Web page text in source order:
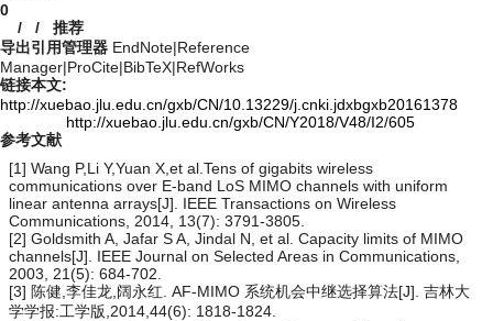
0
/ / 推荐
导出引用管理器 EndNote|Reference
Manager|ProCite|BibTeX|RefWorks
链接本文:
http://xuebao.jlu.edu.cn/gxb/CN/10.13229/j.cnki.jdxbgxb20161378
http://xuebao.jlu.edu.cn/gxb/CN/Y2018/V48/I2/605
参考文献
[1] Wang P,Li Y,Yuan X,et al.Tens of gigabits wireless
communications over E-band LoS MIMO channels with uniform
linear antenna arrays[J]. IEEE Transactions on Wireless
Communications, 2014, 13(7): 3791-3805.
[2] Goldsmith A, Jafar S A, Jindal N, et al. Capacity limits of MIMO
channels[J]. IEEE Journal on Selected Areas in Communications,
2003, 21(5): 684-702.
[3] 陈健,李佳龙,阔永红. AF-MIMO 系统机会中继选择算法[J]. 吉林大
学学报:工学版,2014,44(6): 1818-1824.